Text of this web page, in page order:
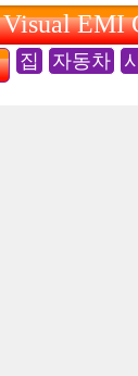
Visual EMI
집 자동차